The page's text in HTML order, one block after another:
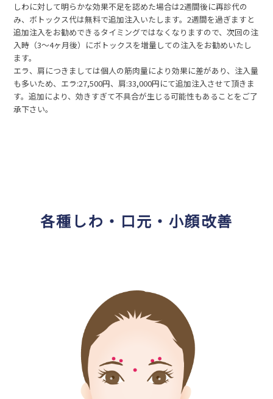
しわに対して明らかな効果不足を認めた場合は2週間後に再診代の
み、ボトックス代は無料で追加注入いたします。2週間を過ぎますと
追加注入をお勧めできるタイミングではなくなりますので、次回の注
入時（3〜4ヶ月後）にボトックスを増量しての注入をお勧めいたし
ます。
エラ、肩につきましては個人の筋肉量により効果に差があり、注入量
も多いため、エラ:27,500円、肩:33,000円にて追加注入させて頂きま
す。追加により、効きすぎて不具合が生じる可能性もあることをご了
承下さい。
各種しわ・口元・小顔改善